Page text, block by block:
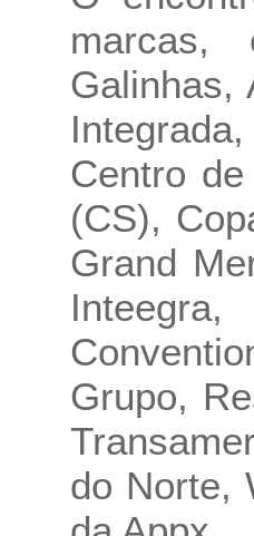
marcas,
Galinhas,
Centro
(CS),
Grand
Grupo,
do Norte,